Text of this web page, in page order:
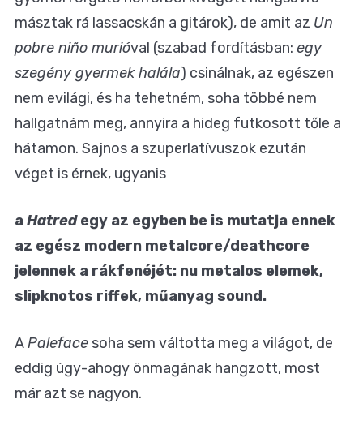
másztak rá lassacskán a gitárok), de amit az Un
pobre niño murióval (szabad fordításban: egy
szegény gyermek halála) csinálnak, az egészen
nem evilági, és ha tehetném, soha többé nem
hallgatnám meg, annyira a hideg futkosott tőle a
hátamon. Sajnos a szuperlatívuszok ezután
véget is érnek, ugyanis
aHatredegy az egyben be is mutatja ennek
az egész modern metalcore/deathcore
jelennek a rákfenéjét: nu metalos elemek,
slipknotos riffek, műanyag sound.
APaleface soha sem váltotta meg a világot, de
eddig úgy-ahogy önmagának hangzott, most
már azt se nagyon.